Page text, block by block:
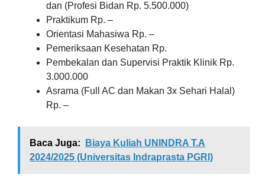
dan (Profesi Bidan Rp. 5.500.000)
Praktikum Rp. –
Orientasi Mahasiwa Rp. –
Pemeriksaan Kesehatan Rp.
Pembekalan dan Supervisi Praktik Klinik Rp.
3.000.000
Asrama (Full AC dan Makan 3x Sehari Halal)
Rp. –
Baca Juga:
Biaya Kuliah UNINDRA T.A
2024/2025 (Universitas Indraprasta PGRI)